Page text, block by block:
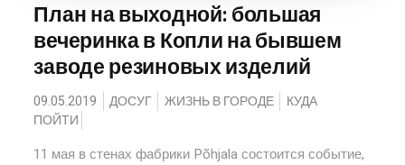
План на выходной: большая
вечеринка в Копли на бывшем
заводе резиновых изделий
09.05.2019 ДОСУГ ЖИЗНЬ В ГОРОДЕ
КУДА
ПОЙТИ
11 мая в стенах фабрики Põhjala состоится событие,